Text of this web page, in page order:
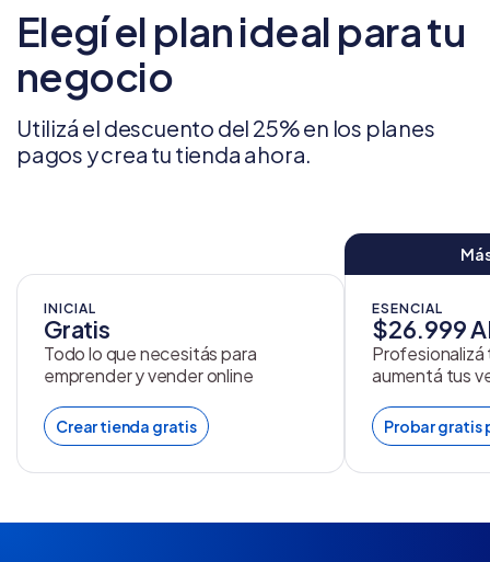
Elegí el plan ideal para tu
negocio
Utilizá el descuento del 25% en los planes
pagos y crea tu tienda ahora.
INICIAL
Gratis
Todo lo que necesitás para
emprender y vender online
Crear tienda gratis
ESENCIAL
$26.999
aumentá tus
Probar gratis